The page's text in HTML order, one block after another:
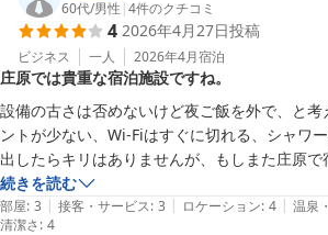
60代/男性 |4件のクチコミ
4 2026年4月27日投稿
ビジネス 一人 2026年4月宿泊
庄原では貴重な宿泊施設ですね。
設備の古さは否めないけど夜ご飯を外で、と
ントが少ない、Wi-Fiはすぐに切れる、シャワ
出したらキリはありませんが、もしまた庄原で
っと利用すると思います。
続きを読む
部屋: 3 | 接客・サービス: 3 | ロケーション: 4 | 温泉
清潔さ: 4